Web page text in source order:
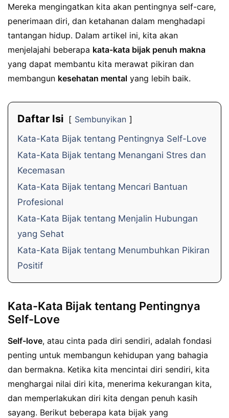
Mereka mengingatkan kita akan pentingnya self-care,
penerimaan diri, dan ketahanan dalam menghadapi
tantangan hidup. Dalam artikel ini, kita akan
menjelajahi beberapa kata-kata bijak penuh makna
yang dapat membantu kita merawat pikiran dan
membangun kesehatan mental yang lebih baik.
Daftar Isi
Sembunyikan
Kata-Kata Bijak tentang Pentingnya Self-Love
Kata-Kata Bijak tentang Menangani Stres dan
Kecemasan
Kata-Kata Bijak tentang Mencari Bantuan
Profesional
Kata-Kata Bijak tentang Menjalin Hubungan
yang Sehat
Kata-Kata Bijak tentang Menumbuhkan Pikiran
Positif
Kata-Kata Bijak tentang Pentingnya
Self-Love
Self-love, atau cinta pada diri sendiri, adalah fondasi
penting untuk membangun kehidupan yang bahagia
dan bermakna. Ketika kita mencintai diri sendiri, kita
menghargai nilai diri kita, menerima kekurangan kita,
dan memperlakukan diri kita dengan penuh kasih
sayang. Berikut beberapa kata bijak yang